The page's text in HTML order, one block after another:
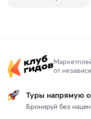
от
Туры напрямую
Бронируй без